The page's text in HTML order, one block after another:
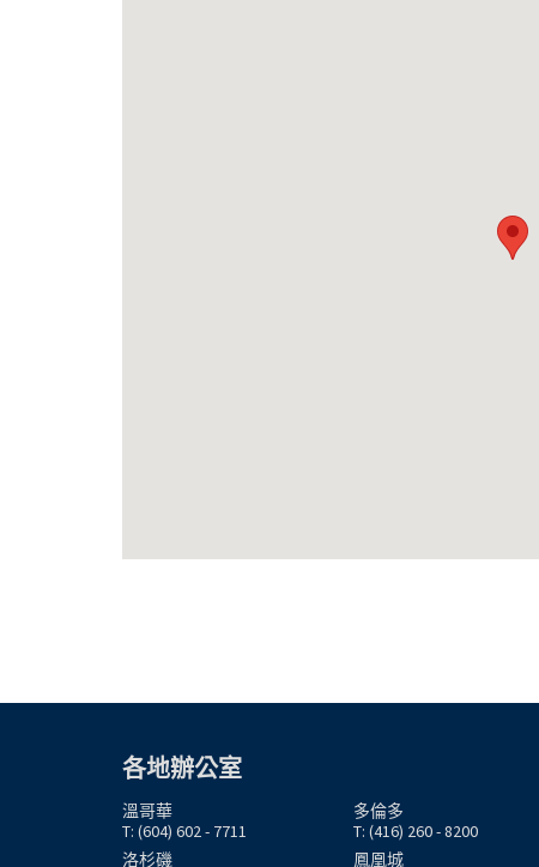
各地辦公室
溫哥華
T: (604) 602 - 7711
多倫多
T: (416) 260 - 8200
洛杉磯
鳳凰城